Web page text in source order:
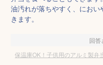
油汚れが落ちやすく、にお
きます。
回答
保温庫OK！子供用のアルミ製弁